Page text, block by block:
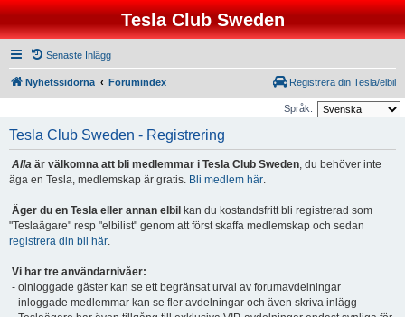
Tesla Club Sweden
Senaste Inlägg
Nyhetssidorna Forumindex Registrera din Tesla/elbil
Språk:
Tesla Club Sweden - Registrering
Alla är välkomna att bli medlemmar i Tesla Club Sweden, du behöver inte
äga en Tesla, medlemskap är gratis. Bli medlem här.
Äger du en Tesla eller annan elbil kan du kostandsfritt bli registrerad som
"Teslaägare" resp "elbilist" genom att först skaffa medlemskap och sedan
registrera din bil här.
Vi har tre användarnivåer:
- oinloggade gäster kan se ett begränsat urval av forumavdelningar
- inloggade medlemmar kan se fler avdelningar och även skriva inlägg